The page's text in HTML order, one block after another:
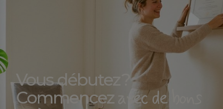
Vous débutez ?
Commencez
avec de bons